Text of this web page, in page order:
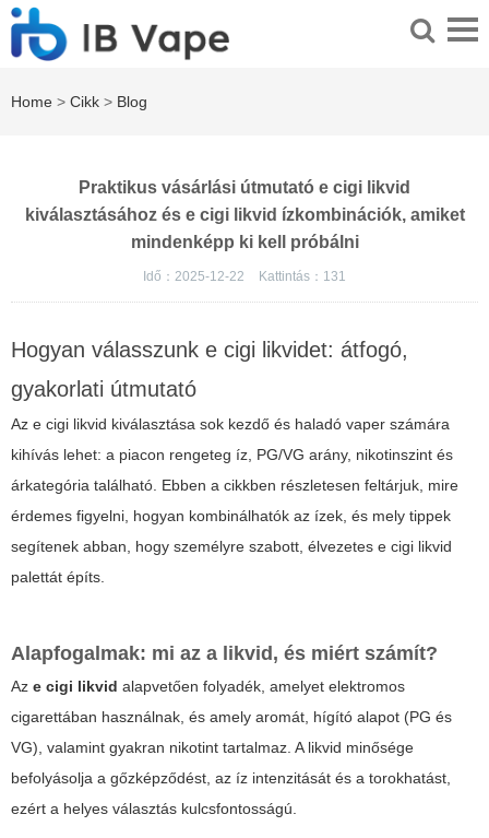
Home > Cikk > Blog
Praktikus vásárlási útmutató e cigi likvid
kiválasztásához és e cigi likvid ízkombinációk, amiket
mindenképp ki kell próbálni
Idő：2025-12-22 Kattintás： 131
Hogyan válasszunk e cigi likvidet: átfogó,
gyakorlati útmutató
Az e cigi likvid kiválasztása sok kezdő és haladó vaper számára
kihívás lehet: a piacon rengeteg íz, PG/VG arány, nikotinszint és
árkategória található. Ebben a cikkben részletesen feltárjuk, mire
érdemes figyelni, hogyan kombinálhatók az ízek, és mely tippek
segítenek abban, hogy személyre szabott, élvezetes e cigi likvid
palettát építs.
Alapfogalmak: mi az a likvid, és miért számít?
Az e cigi likvid alapvetően folyadék, amelyet elektromos
cigarettában használnak, és amely aromát, hígító alapot (PG és
VG), valamint gyakran nikotint tartalmaz. A likvid minősége
befolyásolja a gőzképződést, az íz intenzitását és a torokhatást,
ezért a helyes választás kulcsfontosságú.